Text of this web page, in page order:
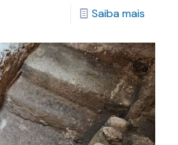
Saiba mais